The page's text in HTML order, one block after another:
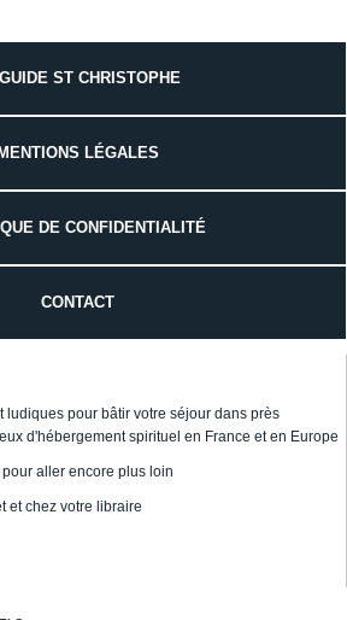
ST CHRISTOPHE
MENTIONS LÉGALES
DE CONFIDENTIALITÉ
CONTACT
ludiques pour bâtir votre séjour dans près
d'hébergement spirituel en France et en Europe
pour aller encore plus loin
et chez votre libraire